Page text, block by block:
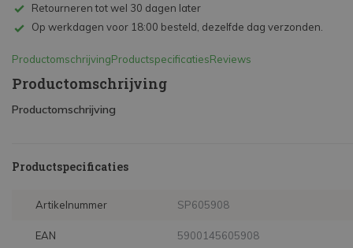
Retourneren tot wel 30 dagen later
Op werkdagen voor 18:00 besteld, dezelfde dag verzonden.
ProductomschrijvingProductspecificatiesReviews
Productomschrijving
Productomschrijving
Productspecificaties
Artikelnummer SP605908
EAN 5900145605908